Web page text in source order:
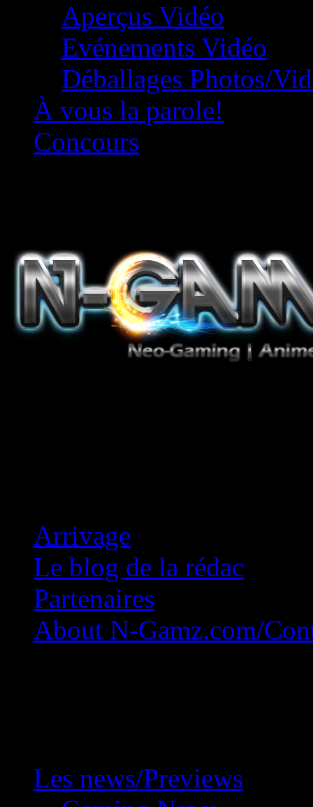
Aperçus Vidéo
Evénements Vidéo
Déballages Photos/
À vous la parole!
Concours
Arrivage
Le blog de la rédac
Partenaires
About N-Gamz.com/
Les news/Previews